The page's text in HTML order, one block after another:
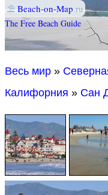
⛱ Beach-on-Map.ru
The Free Beach Guide
Весь мир »
Калифорния » Сан